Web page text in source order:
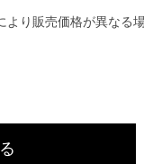
より販売価格が異なる